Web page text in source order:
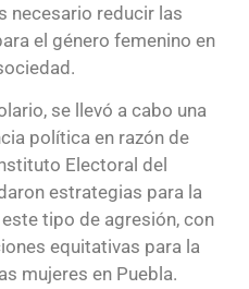
necesario reducir las
el género femenino en
se llevó a cabo una
política en razón de
Electoral del
estrategias para la
tipo de agresión, con
equitativas para la
mujeres en Puebla.